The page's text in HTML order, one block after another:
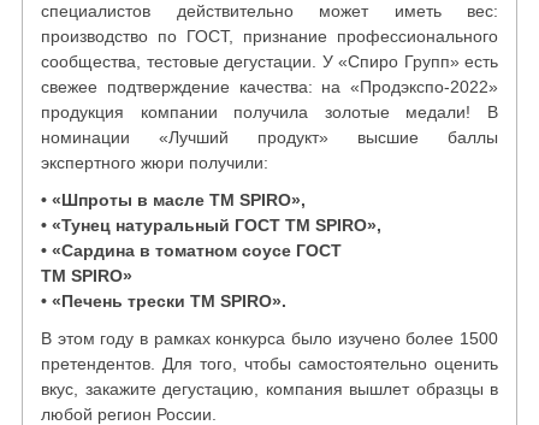
специалистов действительно может иметь вес:
производство по ГОСТ, признание профессионального
сообщества, тестовые дегустации. У «Спиро Групп» есть
свежее подтверждение качества: на «Продэкспо-2022»
продукция компании получила золотые медали! В
номинации «Лучший продукт» высшие баллы
экспертного жюри получили:
• «Шпроты в масле ТМ SPIRO»,
• «Тунец натуральный ГОСТ ТМ SPIRO»,
• «Сардина в томатном соусе ГОСТ
ТМ SPIRO»
• «Печень трески ТМ SPIRO».
В этом году в рамках конкурса было изучено более 1500
претендентов. Для того, чтобы самостоятельно оценить
вкус, закажите дегустацию, компания вышлет образцы в
любой регион России.